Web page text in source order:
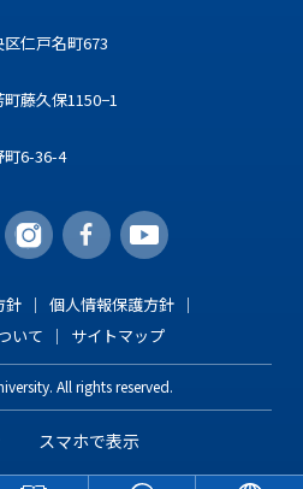
仁戸名町673
藤久保1150−1
町6-36-4
針
個人情報保護方針
いて
サイトマップ
All rights reserved.
スマホで表示